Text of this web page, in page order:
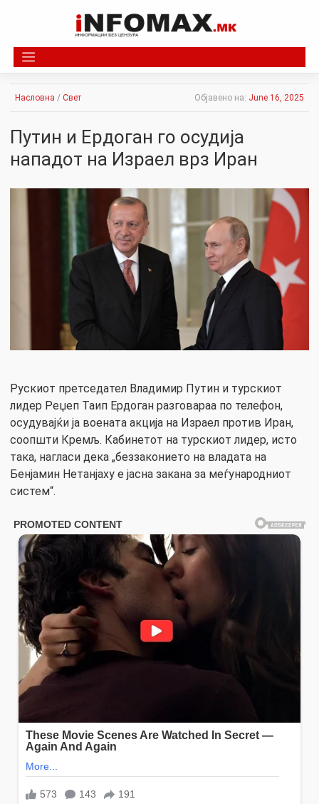
Насловна / Свет Објавено на: June 16, 2025
Путин и Ердоган го осудија
нападот на Израел врз Иран
Рускиот претседател Владимир Путин и турскиот
лидер Реџеп Таип Ердоган разговараа по телефон,
осудувајќи ја воената акција на Израел против Иран,
соопшти Кремљ. Кабинетот на турскиот лидер, исто
така, нагласи дека „беззаконието на владата на
Бенјамин Нетанјаху е јасна закана за меѓународниот
систем“.